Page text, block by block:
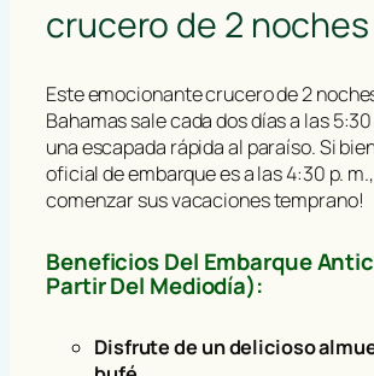
crucero de 2 noches
Este emocionante crucero de 2
Bahamas sale cada dos días a las
una escapada rápida al paraíso. Si
oficial de embarque es a las 4:30 p.
comenzar sus vacaciones temprano!
Beneficios Del Embarque
Partir Del Mediodía):
Disfrute de un delicioso